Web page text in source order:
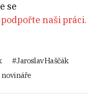
se
naši práci.
Jaroslav Haščák
novináře